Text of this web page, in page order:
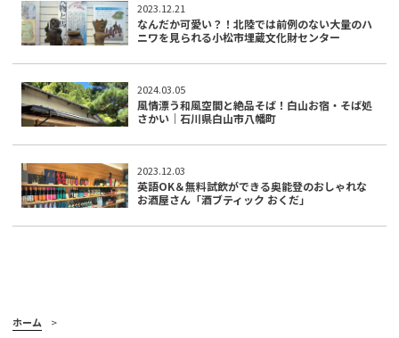
2023.12.21
なんだか可愛い？！北陸では前例のない大量のハ
ニワを見られる小松市埋蔵文化財センター
2024.03.05
風情漂う和風空間と絶品そば！白山お宿・そば処
さかい｜石川県白山市八幡町
2023.12.03
英語OK＆無料試飲ができる奥能登のおしゃれな
お酒屋さん「酒ブティック おくだ」
ホーム